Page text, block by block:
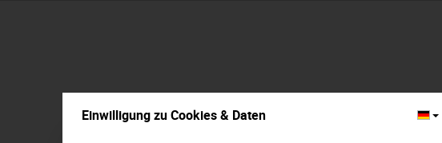
Einwilligung zu Cookies & Daten